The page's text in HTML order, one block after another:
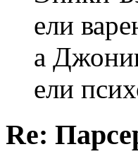
ели
а
ели
Re: